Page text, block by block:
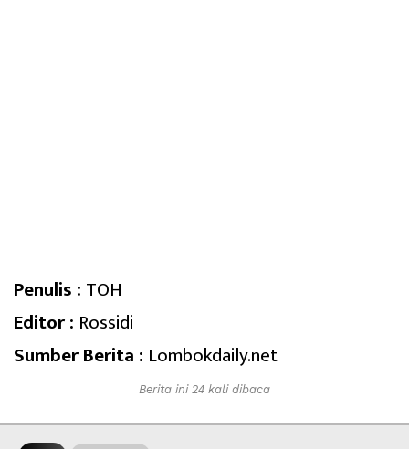
Penulis : TOH
Editor : Rossidi
Sumber Berita : Lombokdaily.net
Berita ini 24 kali dibaca